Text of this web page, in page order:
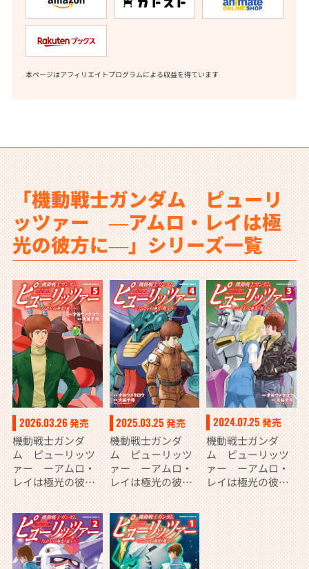
本ページはアフィリエイトプログラムによる収益を得ています
「機動戦士ガンダム ピューリ
ッツァー ―アムロ・レイは極
光の彼方に―」シリーズ一覧
2026.03.26発売
機動戦士ガンダ
ム ピューリッツ
ァー ーアムロ・
レイは極光の彼方
2025.03.25 発売
機動戦士ガンダ
ム ピューリッツ
ァー ーアムロ・
レイは極光の彼方
2024.07.25 発売
機動戦士ガンダ
ム ピューリッツ
ァー ーアムロ・
レイは極光の彼方